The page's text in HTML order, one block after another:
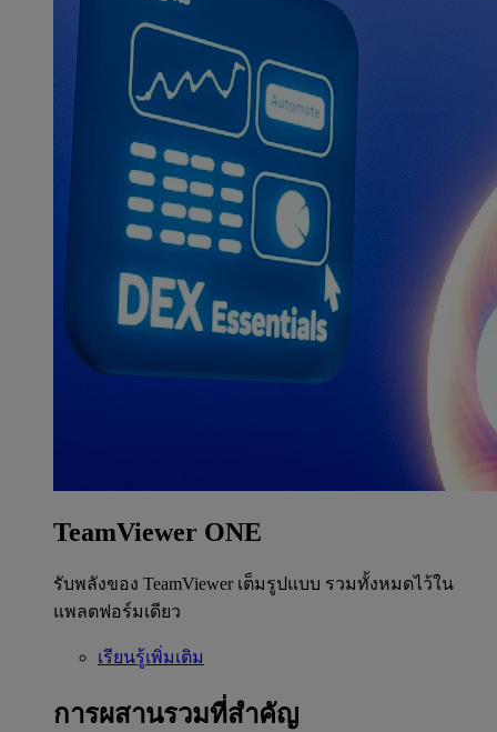
TeamViewer ONE
รับพลังของ TeamViewer เต็มรูปแบบ รวมทั้งหมดไว้ใน
แพลตฟอร์มเดียว
เรียนรู้เพิ่มเติม
การผสานรวมที่สำคัญ